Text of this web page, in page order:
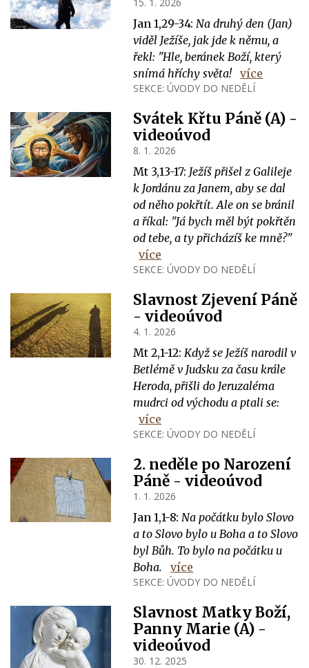
Jan 1,29-34: Na druhý den (Jan)
viděl Ježíše, jak jde k němu, a
řekl: "Hle, beránek Boží, který
snímá hříchy světa! více
SEKCE:ÚVODY DO NEDĚLÍ
Svátek Křtu Páně (A) -
videoúvod
8. 1. 2026
Mt 3,13-17: Ježíš přišel z Galileje
k Jordánu za Janem, aby se dal
od něho pokřtít. Ale on se bránil
a říkal: "Já bych měl být pokřtěn
od tebe, a ty přicházíš ke mně?"
více
SEKCE:ÚVODY DO NEDĚLÍ
Slavnost Zjevení Páně
- videoúvod
4. 1. 2026
Mt 2,1-12: Když se Ježíš narodil v
Betlémě v Judsku za času krále
Heroda, přišli do Jeruzaléma
mudrci od východu a ptali se:
více
SEKCE:ÚVODY DO NEDĚLÍ
2. neděle po Narození
Páně - videoúvod
1. 1. 2026
Jan 1,1-8: Na počátku bylo Slovo
a to Slovo bylo u Boha a to Slovo
byl Bůh. To bylo na počátku u
Boha.
více
SEKCE:ÚVODY DO NEDĚLÍ
Slavnost Matky Boží,
Panny Marie (A) -
videoúvod
30. 12. 2025